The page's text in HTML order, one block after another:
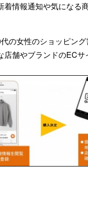
着情報通知や気になる
の女性のショッピン
舗やブランドのEC